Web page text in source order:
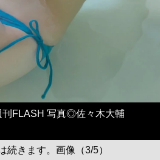
刊FLASH 写真◎佐々木大輔
続きます。画像（3/5）